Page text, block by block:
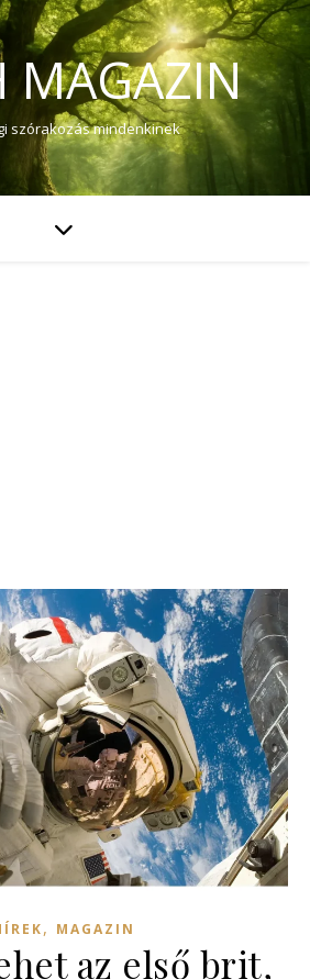
MAGAZIN
szórakozás mindenkinek
, MAGAZIN
az első brit,